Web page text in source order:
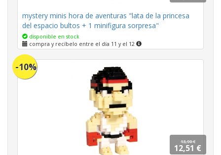
mystery minis hora de aventuras "lata de la princesa
del espacio bultos + 1 minifigura sorpresa"
disponible en stock
compra y recíbelo entre el día 11 y el 12
-10%
13,90 €
12,51 €